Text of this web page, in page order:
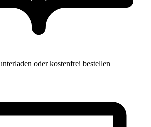
oder kostenfrei bestellen